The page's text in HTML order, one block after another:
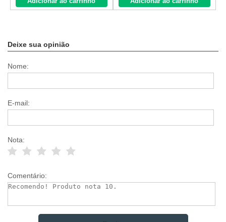
Deixe sua opinião
Nome:
E-mail:
Nota:
Comentário: